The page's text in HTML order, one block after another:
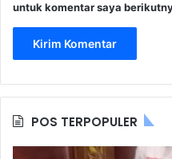
untuk komentar saya
POS TERPOPULER